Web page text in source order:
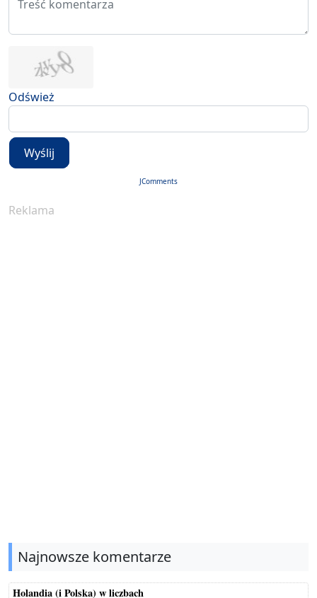
Odśwież
Wyślij
JComments
Reklama
Najnowsze komentarze
Holandia (i Polska) w liczbach